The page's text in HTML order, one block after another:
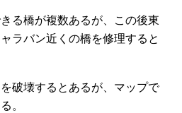
る橋が複数あるが、この後東
ラバン近くの橋を修理すると
破壊するとあるが、マップで
。